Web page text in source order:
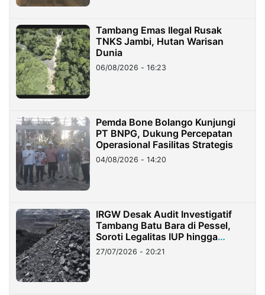
Tambang Emas Ilegal Rusak
TNKS Jambi, Hutan Warisan
Dunia
06/08/2026 - 16:23
Pemda Bone Bolango Kunjungi
PT BNPG, Dukung Percepatan
Operasional Fasilitas Strategis
04/08/2026 - 14:20
IRGW Desak Audit Investigatif
Tambang Batu Bara di Pessel,
Soroti Legalitas IUP hingga
Stockpile
27/07/2026 - 20:21